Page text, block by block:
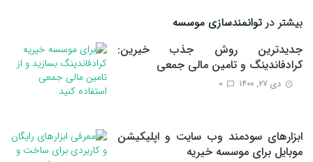
بیشتر در توانمندسازی موسسه
جدیدترین روش جذب خیرین:
کرادفاندینگ و تامین مالی جمعی
دی ۲۷, ۱۴۰۰ 0
ابزارهای سودمند وب سایت و اپلیکیشن
موبایل برای موسسه خیریه